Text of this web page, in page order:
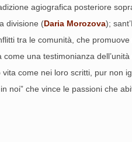
agiografica posteriore
divisione (Daria Morozova);
tra le comunità, che promuove
una testimonianza
come nei loro scritti, pur non
noi” che vince le passioni che